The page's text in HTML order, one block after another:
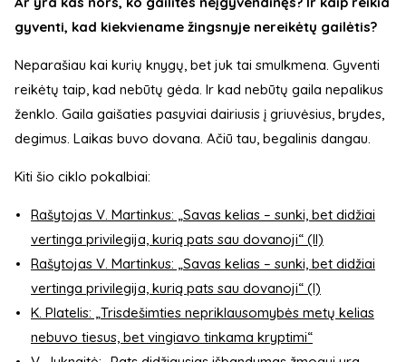
gyventi, kad kiekviename žingsnyje nereikėtų gailėtis?
Neparašiau kai kurių knygų, bet juk tai smulkmena. Gyventi
reikėtų taip, kad nebūtų gėda. Ir kad nebūtų gaila nepalikus
ženklo. Gaila gaišaties pasyviai dairiusis į griuvėsius, brydes,
degimus. Laikas buvo dovana. Ačiū tau, begalinis dangau.
Kiti šio ciklo pokalbiai:
Rašytojas V. Martinkus: „Savas kelias – sunki, bet didžiai
vertinga privilegija, kurią pats sau dovanoji“ (II)
Rašytojas V. Martinkus: „Savas kelias – sunki, bet didžiai
vertinga privilegija, kurią pats sau dovanoji“ (I)
K. Platelis: „Trisdešimties nepriklausomybės metų kelias
nebuvo tiesus, bet vingiavo tinkama kryptimi“